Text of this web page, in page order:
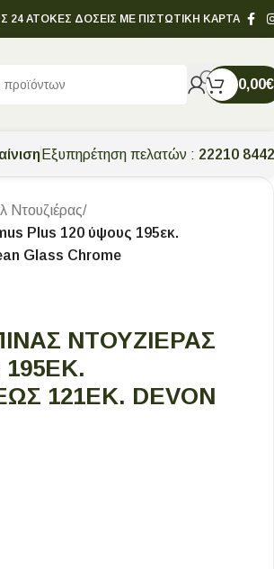
24 ΑΤΟΚΕΣ ΔΟΣΕΙΣ ΜΕ ΠΙΣΤΩΤΙΚΗ ΚΑΡΤΑ
0,00€
Εξυπηρέτηση πελατών : 22210
Ντουζιέρας/
Plus 120 ύψους 195εκ.
Glass Chrome
ΝΤΟΥΖΙΈΡΑΣ
195ΕΚ.
121ΕΚ. DEVON